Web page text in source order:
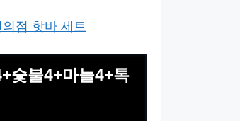
점 핫바 세트
숯불4+마늘4+톡